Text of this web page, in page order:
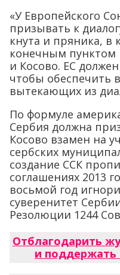
«У Европейского
призывать к
кнута и пряника, в
конечным пунктом
и Косово. ЕС
чтобы обеспечить
вытекающих из
По формуле
Сербия должна
Косово взамен на
сербских
создание ССК
соглашениях 2013
восьмой год
суверенитет
Резолюции 1244
Отблагодарить
и поддержать